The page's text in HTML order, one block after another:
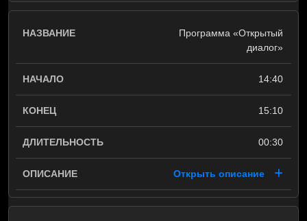
Программа «Открытый
диалог»
14:40
15:10
00:30
Открыть описание